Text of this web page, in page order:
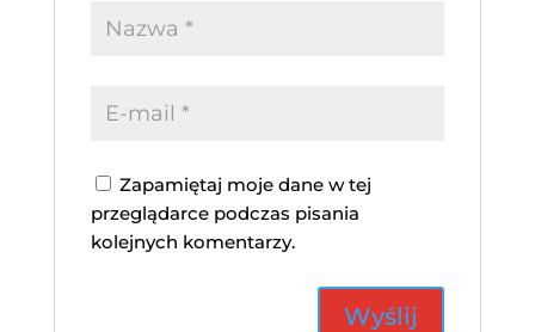
Zapamiętaj moje dane w tej
przeglądarce podczas pisania
kolejnych komentarzy.